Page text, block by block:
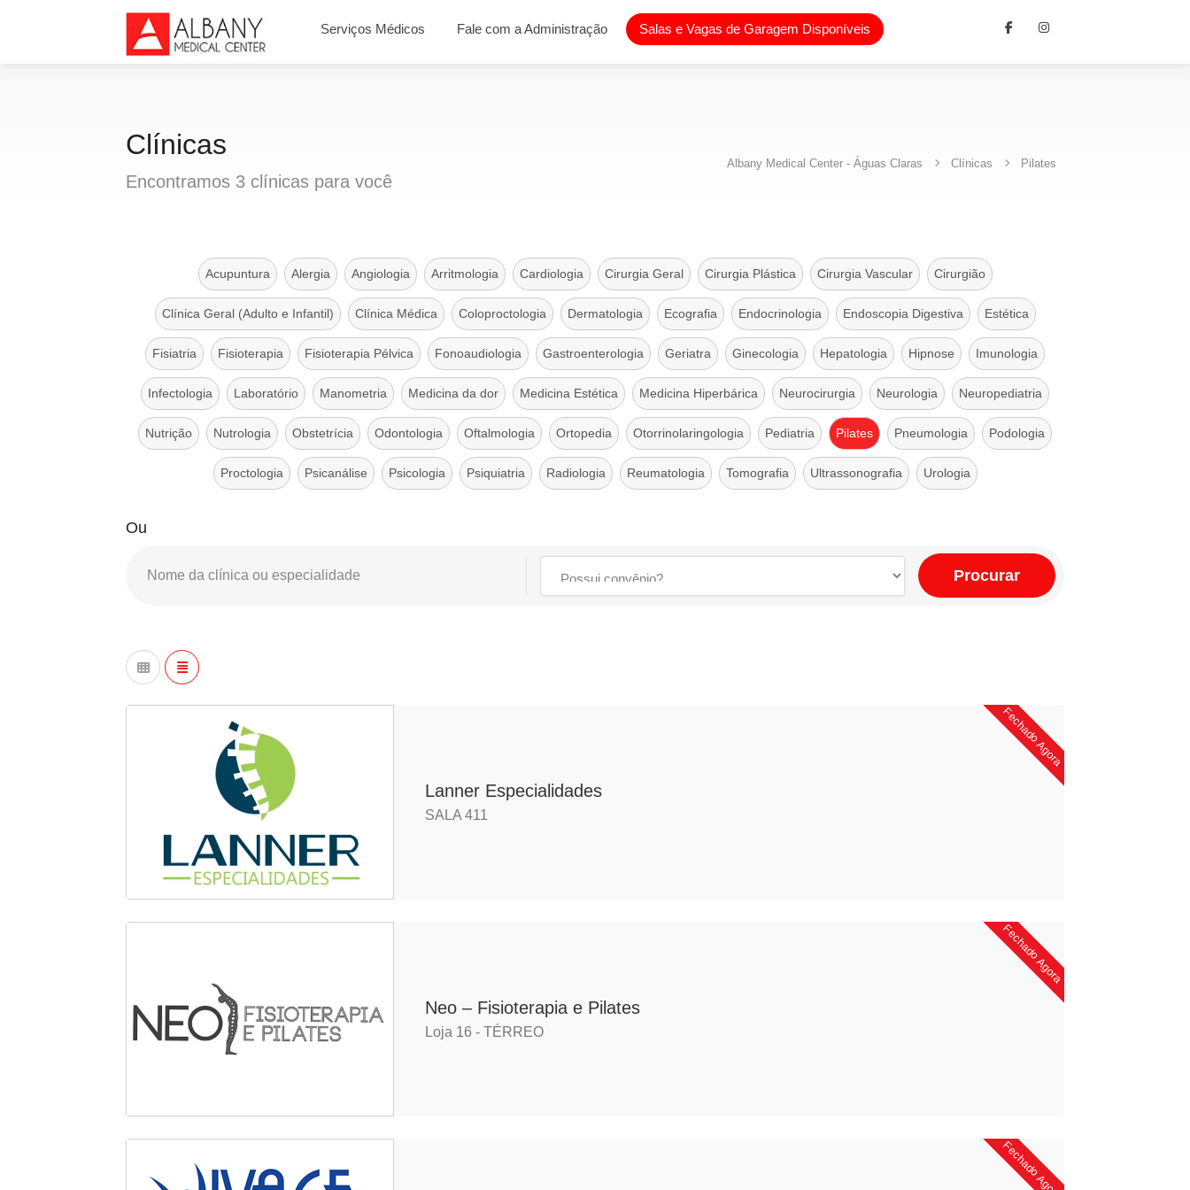
Serviços Médicos Fale com a Administração Salas e Vagas de Garagem Disponíveis
Clínicas
Encontramos 3 clínicas para você
Albany Medical Center - Águas Claras Clínicas Pilates
Acupuntura Alergia Angiologia Arritmologia Cardiologia Cirurgia Geral Cirurgia Plástica Cirurgia Vascular Cirurgião
Clínica Geral (Adulto e Infantil) Clínica Médica Coloproctologia Dermatologia Ecografia Endocrinologia Endoscopia Digestiva Estética
Fisiatria Fisioterapia Fisioterapia Pélvica Fonoaudiologia Gastroenterologia Geriatra Ginecologia Hepatologia Hipnose Imunologia
Infectologia Laboratório Manometria Medicina da dor Medicina Estética Medicina Hiperbárica Neurocirurgia Neurologia Neuropediatria
Nutrição Nutrologia Obstetrícia Odontologia Oftalmologia Ortopedia Otorrinolaringologia Pediatria Pilates Pneumologia Podologia
Proctologia Psicanálise Psicologia Psiquiatria Radiologia Reumatologia Tomografia Ultrassonografia Urologia
Ou
Procurar
Fechado Agora
Lanner Especialidades
SALA 411
Fechado Agora
Neo – Fisioterapia e Pilates
Loja 16 - TÉRREO
Fechado Agora